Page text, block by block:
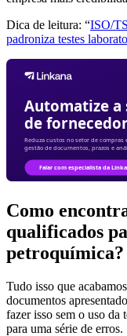
Dica de leitura: “ISO/
padroniza testes
Como
qualificados
petroquímica?
Tudo isso que
documentos
fazer isso sem o uso da
para uma série de erros.